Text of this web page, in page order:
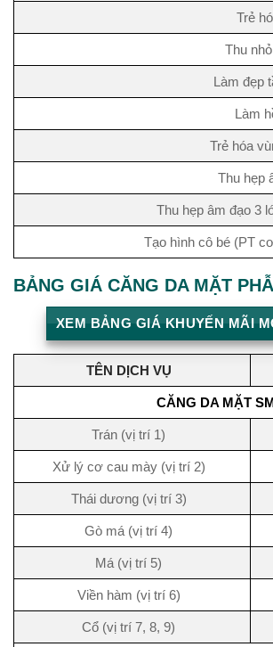
Trẻ
Thu
Làm đẹp
Làm
Trẻ hóa
Thu hẹp
Thu hẹp âm đạo 3
Tạo hình cô bé (PT
BẢNG GIÁ CĂNG DA MẶT
XEM BẢNG GIÁ KHUYẾN MÃI
TÊN DỊCH VỤ
CĂNG DA MẶT
Trán (vị trí 1)
Xử lý cơ cau mày (vị trí 2)
Thái dương (vị trí 3)
Gò má (vị trí 4)
Má (vị trí 5)
Viền hàm (vị trí 6)
Cổ (vị trí 7, 8, 9)